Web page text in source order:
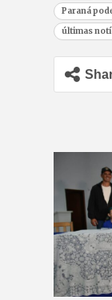
Paraná
últimas